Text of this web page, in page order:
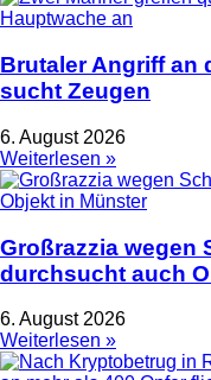
Brutaler Angriff an
sucht Zeugen
6. August 2026
Weiterlesen »
Großrazzia wegen
durchsucht auch
6. August 2026
Weiterlesen »